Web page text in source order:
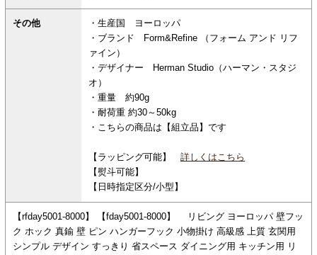
その他
・生産国 ヨーロッパ
・ブランド Form&Refine （フォーム アンド リフ
ァイン）
・デザイナー Herman Studio（ハーマン・スタジ
オ）
・重量 約90g
・耐荷重 約30～50kg
・こちらの商品は【組立品】です
【ラッピング可能】 詳しくはこちら
【熨斗可能】
【日時指定区分/小型】
【rfday5001-8000】 【fday5001-8000】 リビング ヨーロッパ 壁フッ
ク ホック 真鍮 壁 ピン ハンガーフック 小物掛け 高級感 上質 玄関用
シンプル デザイン すっきり 省スペース ダイニング用 キッチン用 リ